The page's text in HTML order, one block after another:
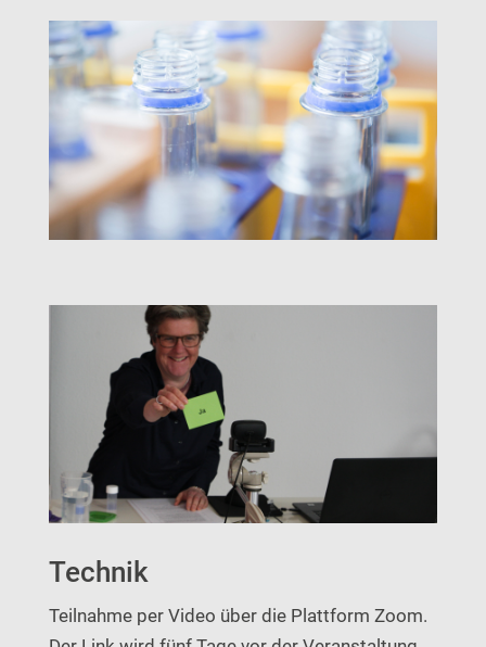
Technik
Teilnahme per Video über die Plattform Zoom.